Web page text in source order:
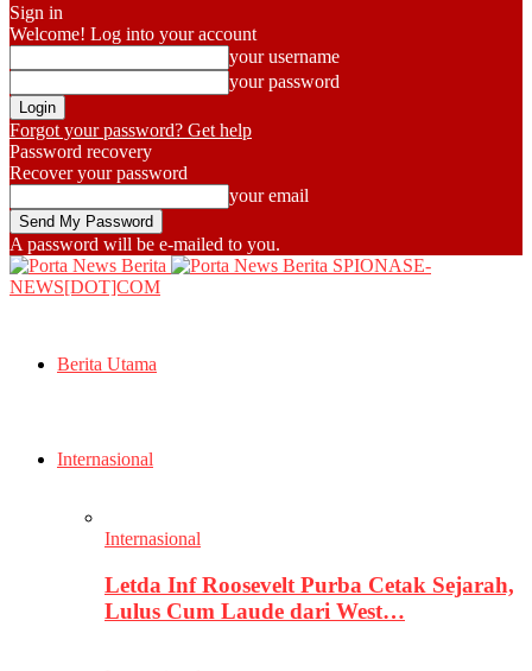
Sign in
Welcome! Log into your account
your username
your password
Forgot your password? Get help
Password recovery
Recover your password
your email
A password will be e-mailed to you.
SPIONASE-
NEWS[DOT]COM
Berita Utama
Internasional
Internasional
Letda Inf Roosevelt Purba Cetak Sejarah,
Lulus Cum Laude dari West…